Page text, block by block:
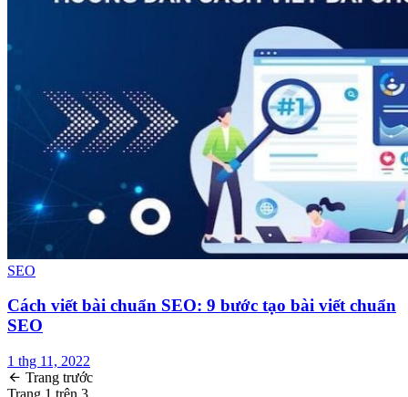
SEO
Cách viết bài chuẩn SEO: 9 bước tạo bài viết chuẩn
SEO
1 thg 11, 2022
Trang trước